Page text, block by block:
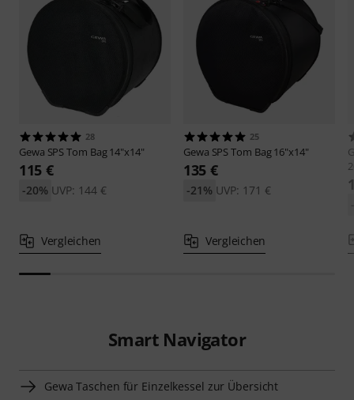
28
Gewa SPS Tom Bag 14"x14"
115 €
UVP: 144 €
-20%
Vergleichen
25
Gewa SPS Tom Bag 16"x14"
135 €
UVP: 171 €
-21%
Vergleichen
Smart Navigator
Gewa Taschen für Einzelkessel zur Übersicht